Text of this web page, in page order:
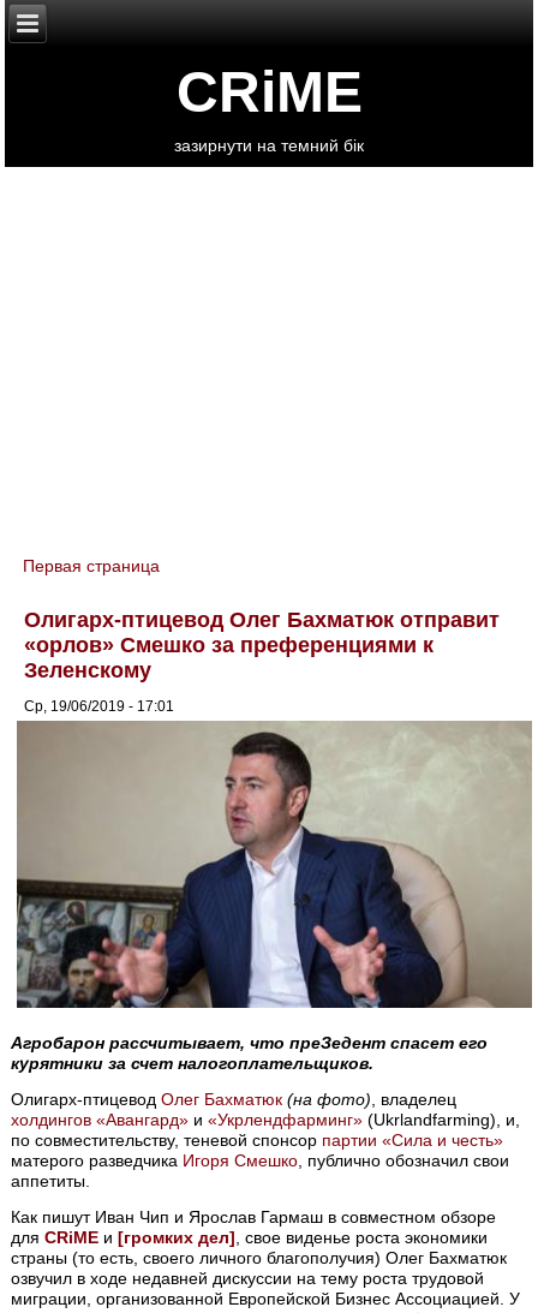
CRiME
зазирнути на темний бік
You are here
Первая страница
Олигарх-птицевод Олег Бахматюк отправит
«орлов» Смешко за преференциями к
Зеленскому
Ср, 19/06/2019 - 17:01
Агробарон рассчитывает, что преЗедент спасет его
курятники за счет налогоплательщиков.
Олигарх-птицеводОлег Бахматюк (на фото), владелец
холдингов «Авангард» и«Укрлендфарминг» (Ukrlandfarming), и,
по совместительству, теневой спонсор партии «Сила и честь»
матерого разведчика Игоря Смешко, публично обозначил свои
аппетиты.
Как пишут Иван Чип и Ярослав Гармаш в совместном обзоре
дляCRiME и[громких дел], свое виденье роста экономики
страны (то есть, своего личного благополучия) Олег Бахматюк
озвучил в ходе недавней дискуссии на тему роста трудовой
миграции, организованной Европейской Бизнес Ассоциацией. У